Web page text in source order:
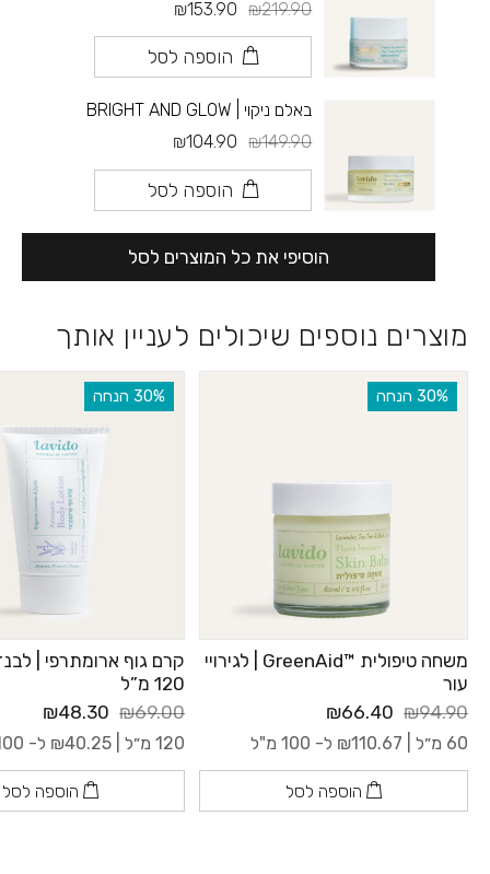
₪219.90
₪153.90
הוספה לסל
באלם ניקוי | BRIGHT AND GLOW
₪149.90
₪104.90
הוספה לסל
הוסיפי את כל המוצרים לסל
מוצרים נוספים שיכולים לעניין אותך
‫30% הנחה
משחה טיפולית ™GreenAid | לגירויי
עור
₪94.90
₪66.40
60 מ״ל | ₪110.67 ל- 100 מ"ל
הוספה לסל
‫30% הנחה
קרם גוף ארומתרפי |
120 מ”ל
₪69.00
₪48.30
120 מ״ל | ₪40.25 ל- 100 מ"ל
הוספה לסל